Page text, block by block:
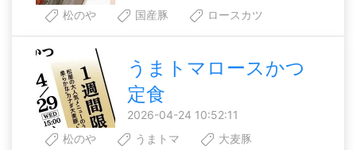
松のや
国産豚 ロースカツ
うまトマロースかつ
定食
2026-04-24 10:52:11
松のや
うまトマ 大麦豚